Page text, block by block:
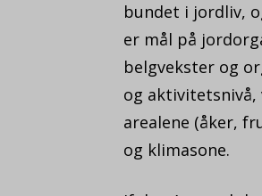
bundet i jordliv,
er mål på
belgvekster og
og aktivitetsnivå,
arealene (åker,
og klimasone.